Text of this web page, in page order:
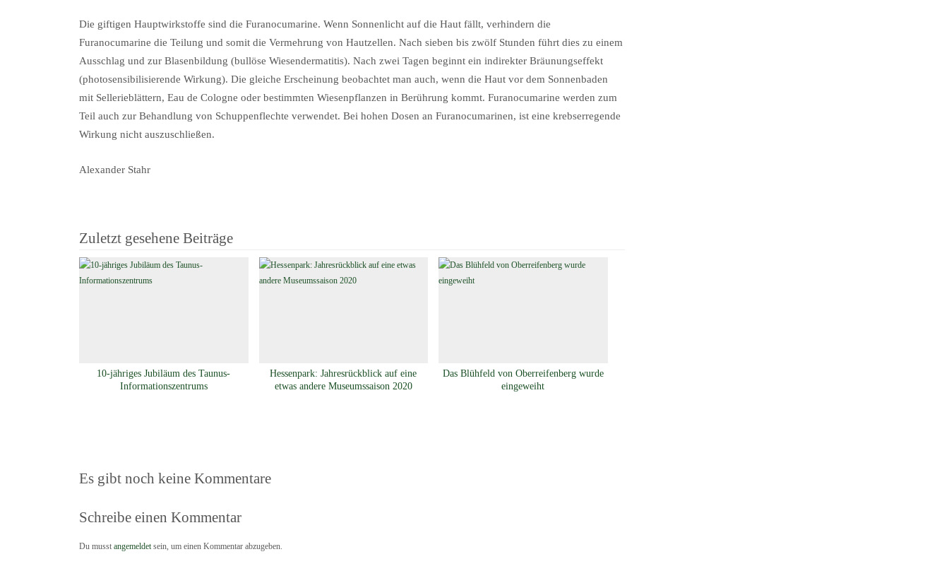
Die giftigen Hauptwirkstoffe sind die Furanocumarine. Wenn Sonnenlicht auf die Haut fällt, verhindern die
Furanocumarine die Teilung und somit die Vermehrung von Hautzellen. Nach sieben bis zwölf Stunden führt dies zu einem
Ausschlag und zur Blasenbildung (bullöse Wiesendermatitis). Nach zwei Tagen beginnt ein indirekter Bräunungseffekt
(photosensibilisierende Wirkung). Die gleiche Erscheinung beobachtet man auch, wenn die Haut vor dem Sonnenbaden
mit Sellerieblättern, Eau de Cologne oder bestimmten Wiesenpflanzen in Berührung kommt. Furanocumarine werden zum
Teil auch zur Behandlung von Schuppenflechte verwendet. Bei hohen Dosen an Furanocumarinen, ist eine krebserregende
Wirkung nicht auszuschließen.
Alexander Stahr
Zuletzt gesehene Beiträge
10-jähriges Jubiläum des Taunus-
Informationszentrums
Hessenpark: Jahresrückblick auf eine
etwas andere Museumssaison 2020
Das Blühfeld von Oberreifenberg wurde
eingeweiht
Es gibt noch keine Kommentare
Schreibe einen Kommentar
Du musst angemeldetsein, um einen Kommentar abzugeben.